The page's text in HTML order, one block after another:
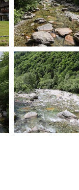
20260603120155-
20260603121059-